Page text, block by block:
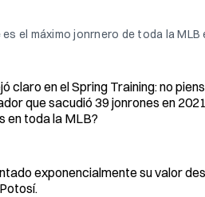
el máximo jonrnero de toda la
claro en el Spring Training: no
que sacudió 39 jonrones en
en toda la MLB?
exponencialmente su valor